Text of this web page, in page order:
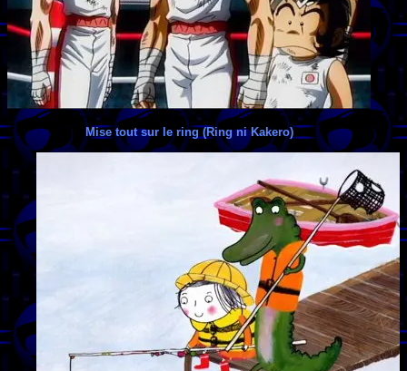
Mise tout sur le ring (Ring ni Kakero)